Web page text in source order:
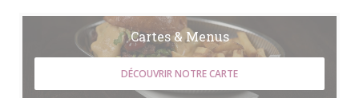
Cartes & Menus
DÉCOUVRIR NOTRE CARTE